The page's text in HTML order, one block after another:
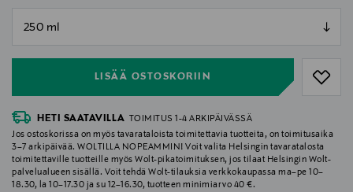
LISÄÄ OSTOSKORIIN
null
HETI SAATAVILLA
TOIMITUS 1-4 ARKIPÄIVÄSSÄ
Jos ostoskorissa on myös tavarataloista toimitettavia tuotteita, on toimitusaika
3–7 arkipäivää. WOLTILLA NOPEAMMIN! Voit valita Helsingin tavaratalosta
toimitettaville tuotteille myös Wolt-pikatoimituksen, jos tilaat Helsingin Wolt-
palvelualueen sisällä. Voit tehdä Wolt-tilauksia verkkokaupassa ma–pe 10–
18.30, la 10–17.30 ja su 12–16.30, tuotteen minimiarvo 40 €.